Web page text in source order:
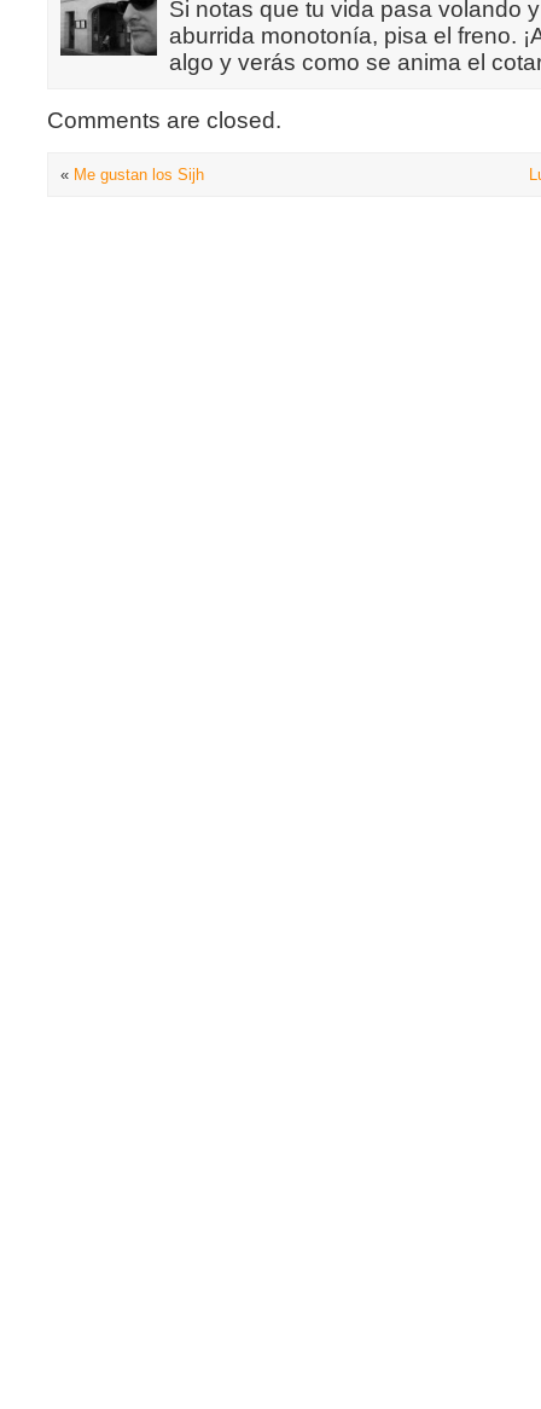
Si notas que tu vida pasa volando
aburrida monotonía, pisa el freno.
algo y verás como se anima el
Comments are closed.
« Me gustan los Sijh